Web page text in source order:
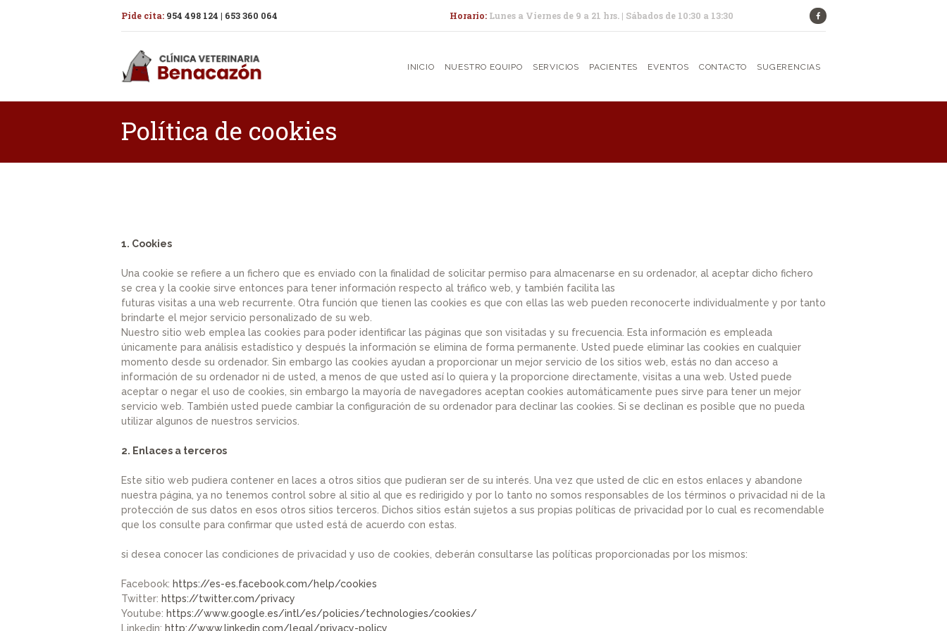
Pide cita: 954 498 124 | 653 360 064 Horario: Lunes a Viernes de 9 a 21 hrs. | Sábados de 10:30 a 13:30
INICIO NUESTRO EQUIPO SERVICIOS PACIENTES EVENTOS CONTACTO SUGERENCIAS
Política de cookiesPACIENTES
EVENTOS
1. Cookies
Una cookie se refiere a un fichero que es enviado con la finalidad de solicitar permiso para almacenarse en su ordenador, al aceptar dicho fichero
se crea y la cookie sirve entonces para tener información respecto al tráfico web, y también facilita las
futuras visitas a una web recurrente. Otra función que tienen las cookies es que con ellas las web pueden reconocerte individualmente y por tanto
brindarte el mejor servicio personalizado de su web.
Nuestro sitio web emplea las cookies para poder identificar las páginas que son visitadas y su frecuencia. Esta información es empleada
únicamente para análisis estadístico y después la información se elimina de forma permanente. Usted puede eliminar las cookies en cualquier
momento desde su ordenador. Sin embargo las cookies ayudan a proporcionar un mejor servicio de los sitios web, estás no dan acceso a
información de su ordenador ni de usted, a menos de que usted así lo quiera y la proporcione directamente, visitas a una web. Usted puede
aceptar o negar el uso de cookies, sin embargo la mayoría de navegadores aceptan cookies automáticamente pues sirve para tener un mejor
servicio web. También usted puede cambiar la configuración de su ordenador para declinar las cookies. Si se declinan es posible que no pueda
utilizar algunos de nuestros servicios.
2. Enlaces a terceros
Este sitio web pudiera contener en laces a otros sitios que pudieran ser de su interés. Una vez que usted de clic en estos enlaces y abandone
nuestra página, ya no tenemos control sobre al sitio al que es redirigido y por lo tanto no somos responsables de los términos o privacidad ni de la
protección de sus datos en esos otros sitios terceros. Dichos sitios están sujetos a sus propias políticas de privacidad por lo cual es recomendable
que los consulte para confirmar que usted está de acuerdo con estas.
si desea conocer las condiciones de privacidad y uso de cookies, deberán consultarse las políticas proporcionadas por los mismos:
Facebook: https://es-es.facebook.com/help/cookies
Twitter: https://twitter.com/privacy
Youtube: https://www.google.es/intl/es/policies/technologies/cookies/
Linkedin: http://www.linkedin.com/legal/privacy-policy